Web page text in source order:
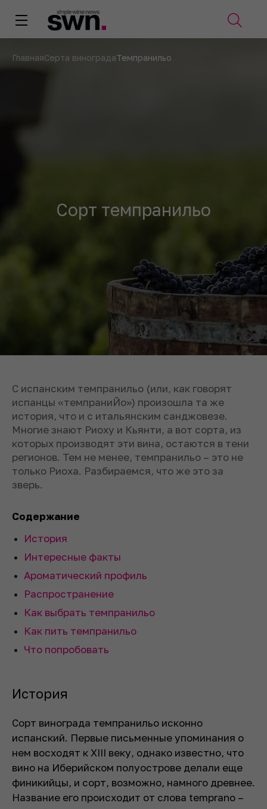
ГлавнаяСорта виноградаТемпранильо
Сорт темпранильо
С испанским темпранильо (или, как говорят
испанцы «темпраниЙо») произошла та же
история, что и с итальянским санджовезе.
Многие знают Риоху и Кьянти, а вот сорта, из
которых производят эти вина, остаются в тени
регионов. Тем не менее, темпранильо – это не
только Риоха. Разбираемся, что же это за
зверь.
Содержание
История
Интересные факты
Ароматический профиль
Распространение
Как выбрать темпранильо
Как пить темпранильо
Что попробовать
История
Сорт винограда темпранильо исконно
испанский. Первые письменные упоминания о
нем восходят к XIII веку, однако известно, что
вино на Иберийском полуострове делали еще
финикийцы, и сорт, возможно, намного древнее.
Название его происходит от слова temprano –